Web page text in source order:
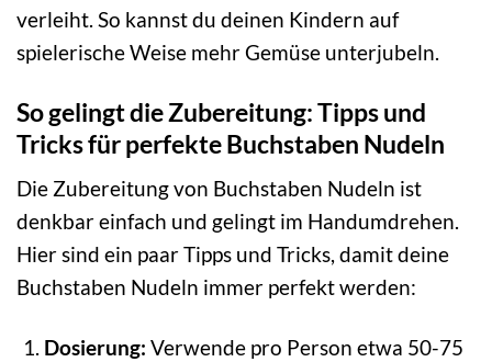
verleiht. So kannst du deinen Kindern auf
spielerische Weise mehr Gemüse unterjubeln.
So gelingt die Zubereitung: Tipps und
Tricks für perfekte Buchstaben Nudeln
Die Zubereitung von Buchstaben Nudeln ist
denkbar einfach und gelingt im Handumdrehen.
Hier sind ein paar Tipps und Tricks, damit deine
Buchstaben Nudeln immer perfekt werden:
Dosierung: Verwende pro Person etwa 50-75